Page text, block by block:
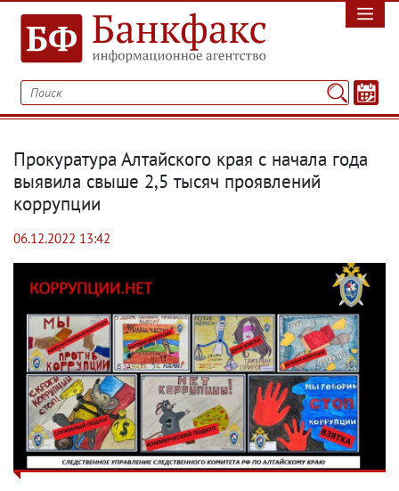
Прокуратура Алтайского края с начала года
выявила свыше 2,5 тысяч проявлений
коррупции
06.12.2022 13:42